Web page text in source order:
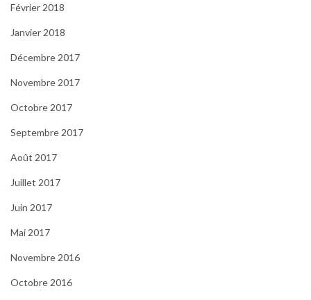
Février 2018
Janvier 2018
Décembre 2017
Novembre 2017
Octobre 2017
Septembre 2017
Août 2017
Juillet 2017
Juin 2017
Mai 2017
Novembre 2016
Octobre 2016